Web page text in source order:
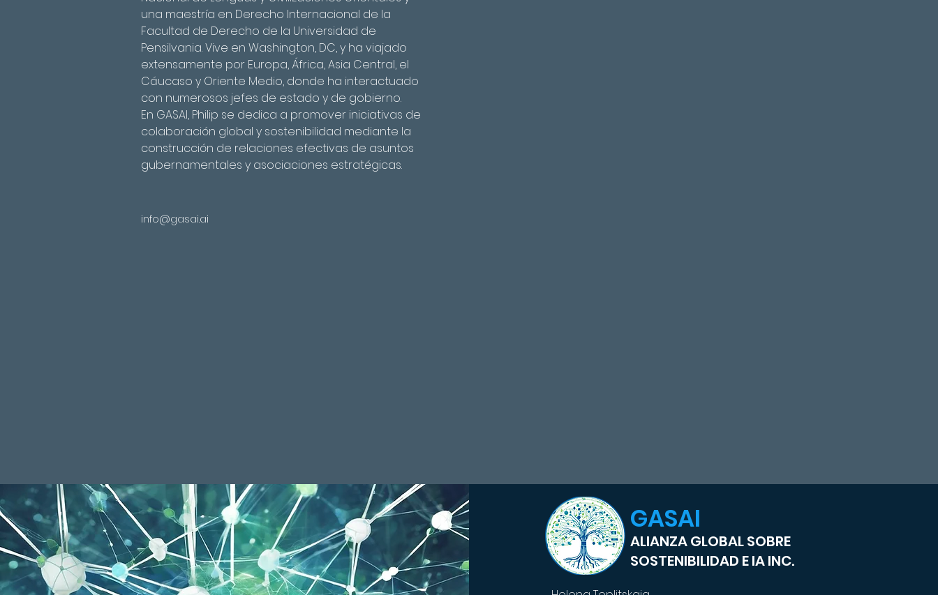
una maestría en Derecho Internacional de la
Facultad de Derecho de la Universidad de
Pensilvania. Vive en Washington, DC, y ha viajado
extensamente por Europa, África, Asia Central, el
Cáucaso y Oriente Medio, donde ha interactuado
con numerosos jefes de estado y de gobierno.
En GASAI, Philip se dedica a promover iniciativas de
colaboración global y sostenibilidad mediante la
construcción de relaciones efectivas de asuntos
gubernamentales y asociaciones estratégicas.
info@gasai.ai
ALIANZA GLOBAL SOBRE
SOSTENIBILIDAD E IA INC.
GASAI